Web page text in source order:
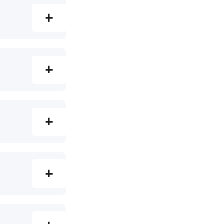
+
+
+
+